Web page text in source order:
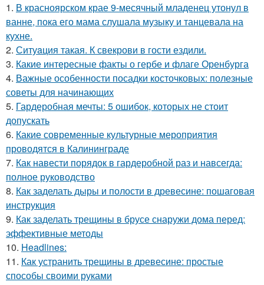
1. В красноярском крае 9-месячный младенец утонул в
ванне, пока его мама слушала музыку и танцевала на
кухне.
2. Ситуaция такая. К свекрови в гости ездили.
3. Какие интересные факты о гербе и флаге Оренбурга
4. Важные особенности посадки косточковых: полезные
советы для начинающих
5. Гардеробная мечты: 5 ошибок, которых не стоит
допускать
6. Какие современные культурные мероприятия
проводятся в Калининграде
7. Как навести порядок в гардеробной раз и навсегда:
полное руководство
8. Как заделать дыры и полости в древесине: пошаговая
инструкция
9. Как заделать трещины в брусе снаружи дома перед:
эффективные методы
10. Headlines:
11. Как устранить трещины в древесине: простые
способы своими руками